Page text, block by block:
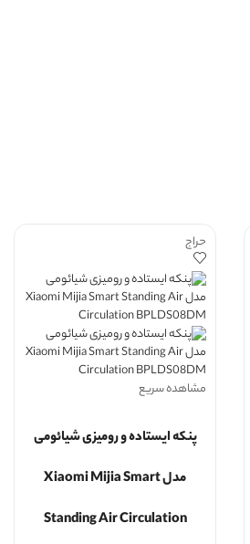
حراج
مشاهده سریع
پنکه ایستاده و رومیزی شیائومی
مدل Xiaomi Mijia Smart
Standing Air Circulation